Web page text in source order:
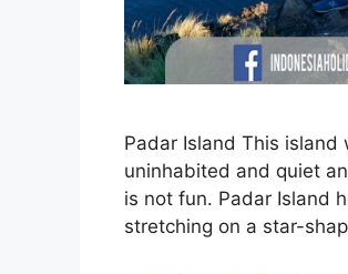
Padar Island This
uninhabited and quiet
is not fun. Padar Island
stretching on a star-